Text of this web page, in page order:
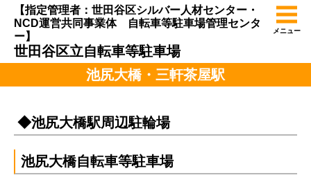
【指定管理者：世田谷区シルバー人材センター・
NCD運営共同事業体 自転車等駐車場管理センタ
ー】
世田谷区立自転車等駐車場
メニュー
池尻大橋・三軒茶屋駅
◆池尻大橋駅周辺駐輪場
池尻大橋自転車等駐車場